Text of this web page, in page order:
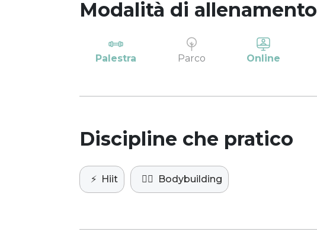
Modalità di allenamento
Palestra Parco Online
Discipline che pratico
⚡️ Hiit 🏋️‍♀️ Bodybuilding